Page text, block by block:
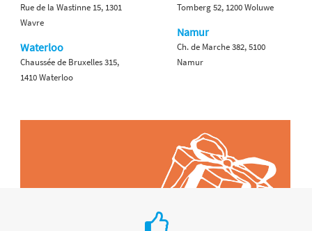
Rue de la Wastinne 15, 1301
Wavre
Waterloo
Chaussée de Bruxelles 315,
1410 Waterloo
Tomberg 52, 1200 Woluwe
Namur
Ch. de Marche 382, 5100
Namur